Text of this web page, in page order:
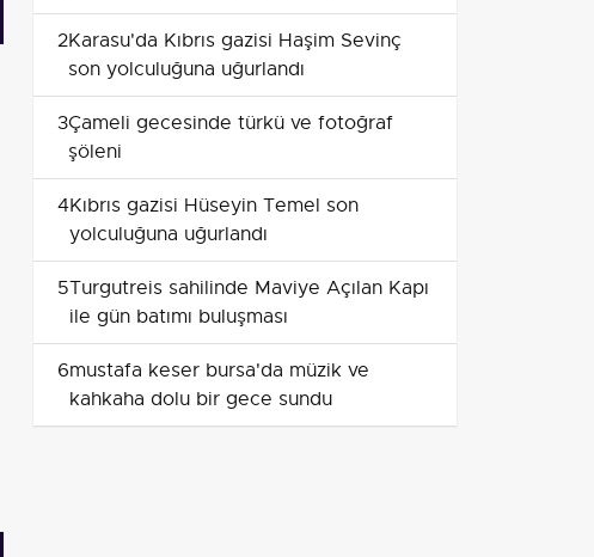
Caddeleri öncelikli
2Karasu'da Kıbrıs gazisi Haşim Sevinç
son yolculuğuna uğurlandı
3Çameli gecesinde türkü ve fotoğraf
şöleni
4Kıbrıs gazisi Hüseyin Temel son
yolculuğuna uğurlandı
5Turgutreis sahilinde Maviye Açılan Kapı
ile gün batımı buluşması
6mustafa keser bursa'da müzik ve
kahkaha dolu bir gece sundu